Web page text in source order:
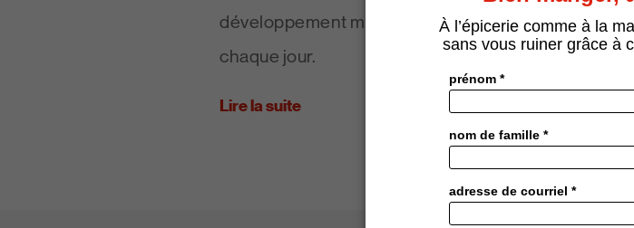
développement musculaire. Mangez-en
chaque jour.
Lire la suite